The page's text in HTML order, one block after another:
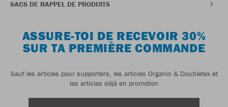
SACS DE RAPPEL DE PRODUITS
ASSURE-TOI DE RECEVOIR 30%
SUR TA PREMIÈRE COMMANDE
Sauf les articles pour supporters, les articles Organic & Doubletex et
les articles déjà en promotion